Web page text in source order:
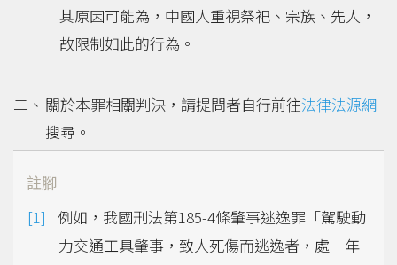
其原因可能為，中國人重視祭祀、宗族、先人，
故限制如此的行為。
關於本罪相關判決，請提問者自行前往法律法源網
搜尋。
註腳
例如，我國刑法第185-4條肇事逃逸罪「駕駛動
力交通工具肇事，致人死傷而逃逸者，處一年